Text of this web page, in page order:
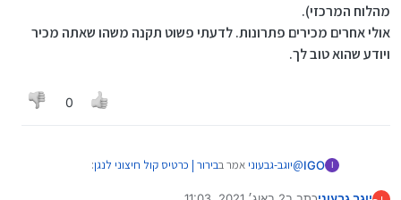
מהלוח המרכזי).
אולי אחרים מכירים פתרונות. לדעתי פשוט תקנה משהו שאתה מכיר
ויודע שהוא טוב לך.
0
I
IGO
@יוגב-גבעוניאמר בבירור | כרטיס קול חיצוני לנגן: